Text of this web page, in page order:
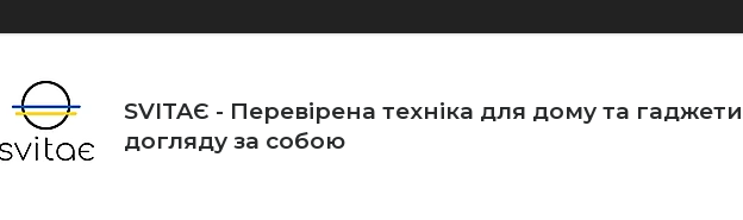
SVITAЄ - Перевірена техніка для дому та
догляду за собою